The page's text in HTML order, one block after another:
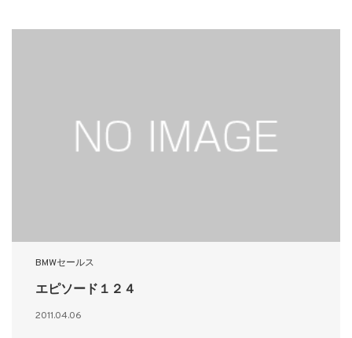
BMWセールス
エピソード１２４
2011.04.06